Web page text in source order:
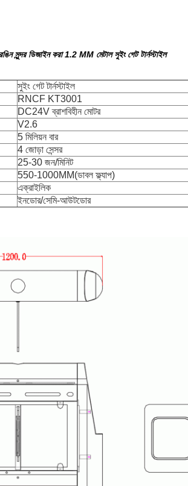
রঙিন সুন্দর ডিজাইন করা 1.2 MM মেটাল সুইং গেট টার্নস্টাইল
সুইং গেট টার্নস্টাইল
RNCF KT3001
DC24V ব্রাশবিহীন মোটর
V2.6
5 মিলিয়ন বার
4 জোড়া সেন্সর
25-30 জন/মিনিট
550-1000MM(ডাবল ফ্ল্যাপ)
এক্রাইলিক
ইনডোর/সেমি-আউটডোর